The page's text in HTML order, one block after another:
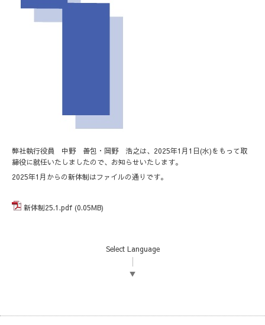
弊社執行役員 中野 善包・岡野 浩之は、2025年1月1日(水)をもって取
締役に就任いたしましたので、お知らせいたします。
2025年1月からの新体制はファイルの通りです。
新体制25.1.pdf (0.05MB)
Select Language
▼